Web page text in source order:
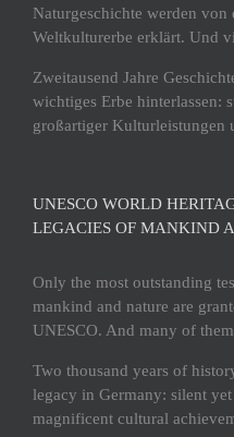
Naturgeschichte werden von
Weltkulturerbe erklärt. Und
Zweitausend Jahre
wichtiges Erbe hinterlassen:
großartiger Kulturleistungen
UNESCO WORLD
LEGACIES OF MANKIND
Only the most outstanding
mankind and nature are
UNESCO. And many of
Two thousand years of
legacy in Germany: silent
magnificent cultural